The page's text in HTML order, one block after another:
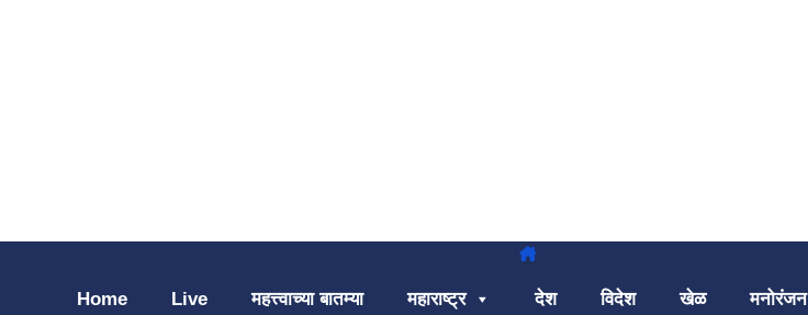
Home Live महत्त्वाच्या बातम्या महाराष्ट्र देश विदेश खेळ मनोरंजन